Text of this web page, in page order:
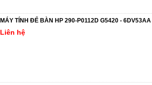
MÁY TÍNH ĐỂ BÀN HP 290-P0112D G5420 - 6DV53AA
Liên hệ